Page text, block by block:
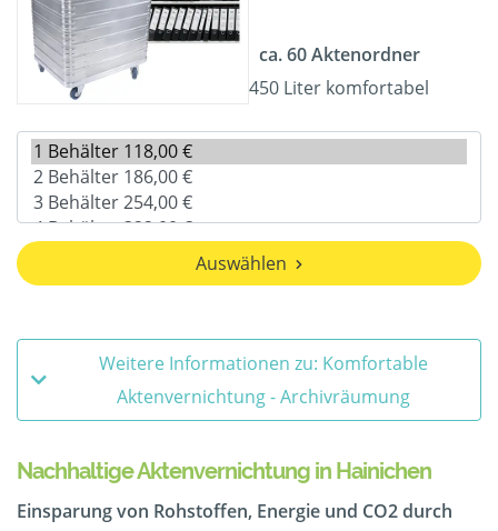
ca. 60 Aktenordner
450 Liter komfortabel
Auswählen
Weitere Informationen zu: Komfortable
Aktenvernichtung - Archivräumung
Nachhaltige Aktenvernichtung in Hainichen
Einsparung von Rohstoffen, Energie und CO2 durch